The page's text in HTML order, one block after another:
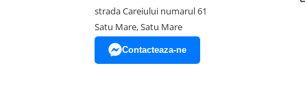
strada Careiului numarul 61
Satu Mare, Satu Mare
Contacteaza-ne